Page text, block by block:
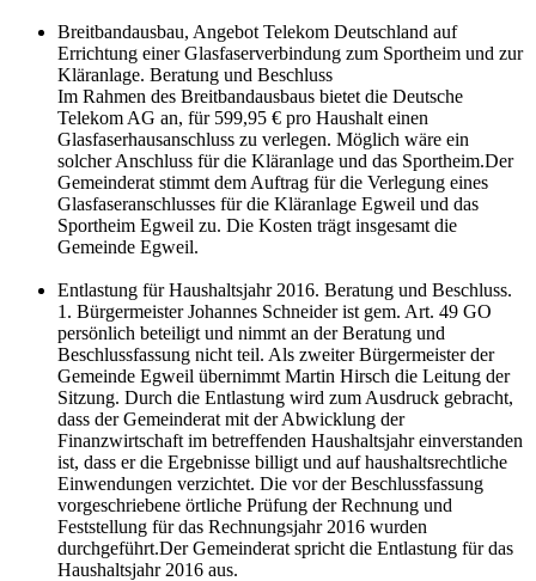
Breitbandausbau, Angebot Telekom Deutschland auf
Errichtung einer Glasfaserverbindung zum Sportheim und zur
Kläranlage. Beratung und Beschluss
Im Rahmen des Breitbandausbaus bietet die Deutsche
Telekom AG an, für 599,95 € pro Haushalt einen
Glasfaserhausanschluss zu verlegen. Möglich wäre ein
solcher Anschluss für die Kläranlage und das Sportheim.Der
Gemeinderat stimmt dem Auftrag für die Verlegung eines
Glasfaseranschlusses für die Kläranlage Egweil und das
Sportheim Egweil zu. Die Kosten trägt insgesamt die
Gemeinde Egweil.
Entlastung für Haushaltsjahr 2016. Beratung und Beschluss.
1. Bürgermeister Johannes Schneider ist gem. Art. 49 GO
persönlich beteiligt und nimmt an der Beratung und
Beschlussfassung nicht teil. Als zweiter Bürgermeister der
Gemeinde Egweil übernimmt Martin Hirsch die Leitung der
Sitzung. Durch die Entlastung wird zum Ausdruck gebracht,
dass der Gemeinderat mit der Abwicklung der
Finanzwirtschaft im betreffenden Haushaltsjahr einverstanden
ist, dass er die Ergebnisse billigt und auf haushaltsrechtliche
Einwendungen verzichtet. Die vor der Beschlussfassung
vorgeschriebene örtliche Prüfung der Rechnung und
Feststellung für das Rechnungsjahr 2016 wurden
durchgeführt.Der Gemeinderat spricht die Entlastung für das
Haushaltsjahr 2016 aus.